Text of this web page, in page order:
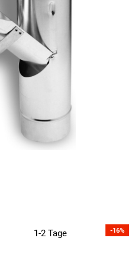
-16%
1-2 Tage